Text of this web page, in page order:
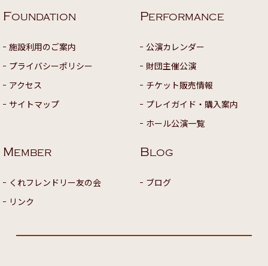
FOUNDATION
施設利用のご案内
プライバシーポリシー
アクセス
サイトマップ
PERFORMANCE
公演カレンダー
財団主催公演
チケット販売情報
プレイガイド・購入案内
ホール公演一覧
MEMBER
くれフレンドリー友の会
リンク
BLOG
ブログ